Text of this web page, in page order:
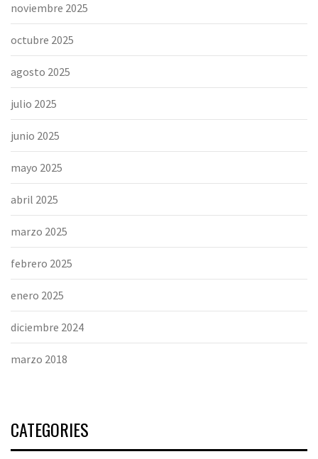
noviembre 2025
octubre 2025
agosto 2025
julio 2025
junio 2025
mayo 2025
abril 2025
marzo 2025
febrero 2025
enero 2025
diciembre 2024
marzo 2018
CATEGORIES